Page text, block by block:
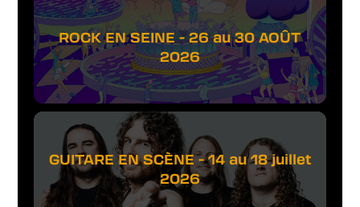
ROCK EN SEINE - 26 au 30 AOÛT
2026
GUITARE EN SCÈNE - 14 au 18 juillet
2026